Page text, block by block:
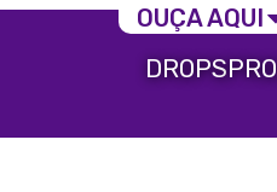
DROPS
OUÇA AQUI